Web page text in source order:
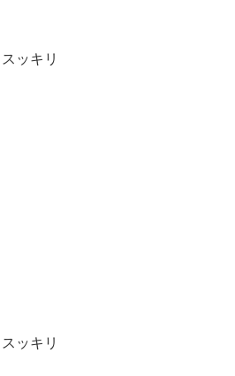
スッキリ
スッキリ